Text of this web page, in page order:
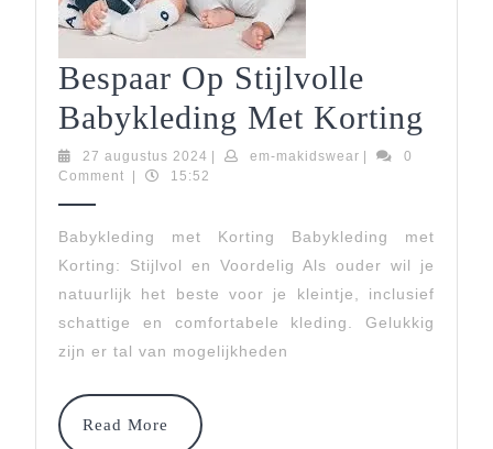
Bespaar Op Stijlvolle
Babykleding Met Korting
Met
27 augustus 2024 27
augustus
| em-makidswearem-
|
0
Comment
| 15:52
Babykleding met Korting Babykleding met
Korting: Stijlvol en Voordelig Als ouder wil je
natuurlijk het beste voor je kleintje, inclusief
schattige en comfortabele kleding. Gelukkig
zijn er tal van mogelijkheden
Read More
Read